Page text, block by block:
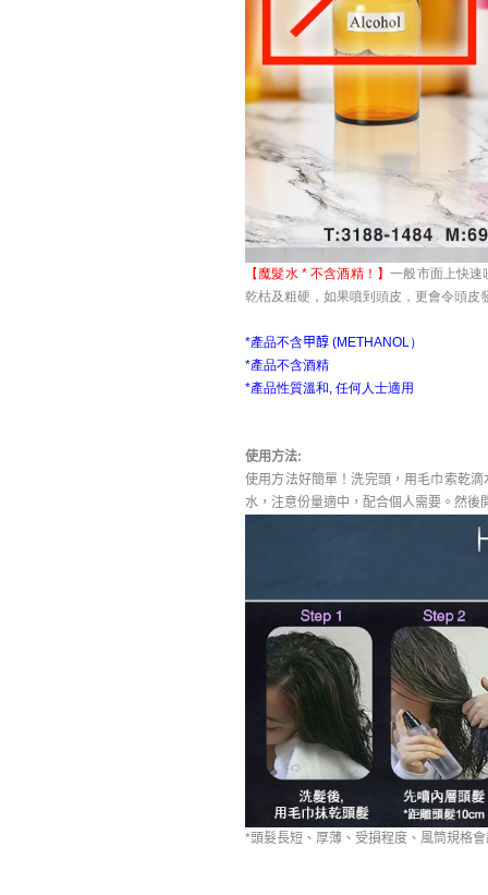
【魔髮水 * 不含酒精！】一般市面上快速
乾枯及粗硬，如果噴到頭皮，更會令頭皮
*產品不含甲醇 (METHANOL）
*產品不含酒精
*產品性質溫和, 任何人士適用
使用方法:
使用方法好簡單！洗完頭，用毛巾索乾
水，注意份量適中，配合個人需要。然
*頭髮長短、厚薄、受損程度、風筒規格